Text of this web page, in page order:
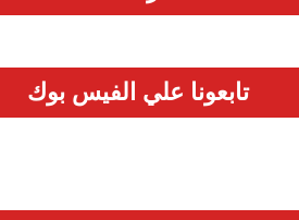
تابعونا علي الفيس بوك